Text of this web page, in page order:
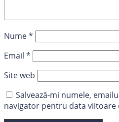
Nume*
Email *
Site web
Salvează-mi numele,
navigator pentru data viitoare